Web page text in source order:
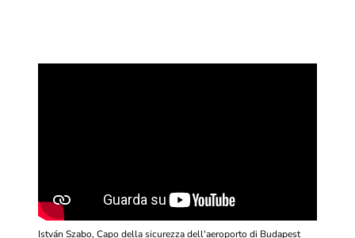
István Szabo, Capo della sicurezza dell'aeroporto di Budapest